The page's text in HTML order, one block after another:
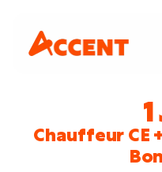
Chauffeur CE